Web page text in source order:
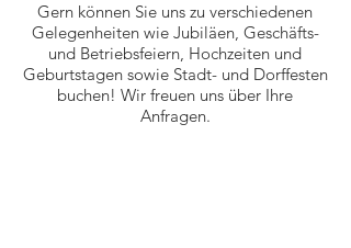
Gern können Sie uns zu verschiedenen
Gelegenheiten wie Jubiläen, Geschäfts-
und Betriebsfeiern, Hochzeiten und
Geburtstagen sowie Stadt- und Dorffesten
buchen! Wir freuen uns über Ihre
Anfragen.